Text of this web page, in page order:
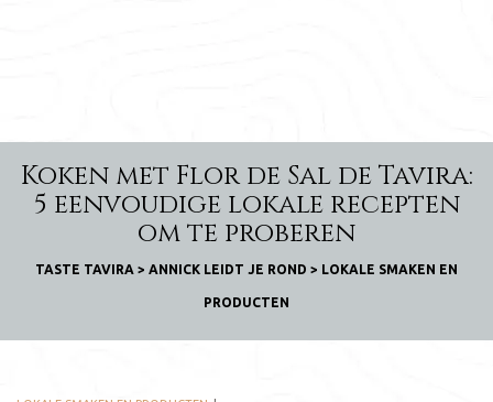
Koken met Flor de Sal de Tavira:
5 eenvoudige lokale recepten
om te proberen
TASTE TAVIRA > ANNICK LEIDT JE ROND > LOKALE SMAKEN EN
PRODUCTEN